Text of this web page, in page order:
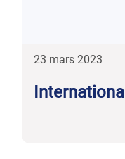
23 mars 2023
International